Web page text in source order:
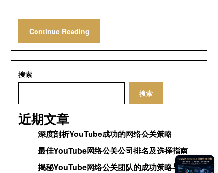
Continue Reading
搜索
搜索
近期文章
深度剖析YouTube成功的网络公关策略
最佳YouTube网络公关公司排名及选择指南
揭秘YouTube网络公关团队的成功策略与运营